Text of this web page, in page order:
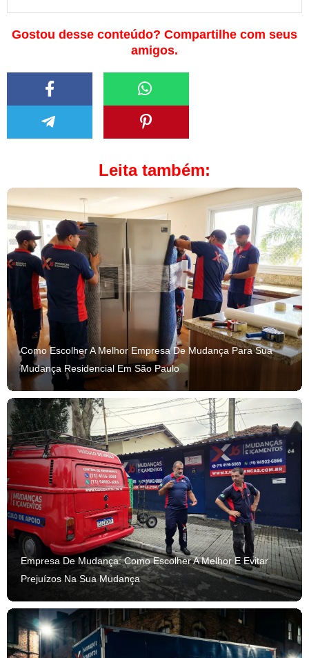
Gostou desse conteúdo? Compartilhe com seus
amigos.
Leita também:
Como Escolher A Melhor Empresa De Mudança Para Sua
Mudança Residencial Em São Paulo
Empresa De Mudança: Como Escolher A Melhor E Evitar
Prejuízos Na Sua Mudança